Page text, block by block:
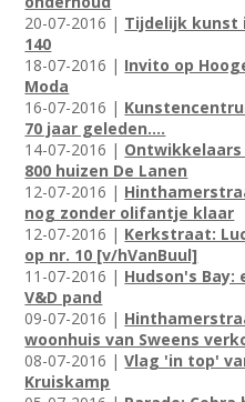
20-07-2016 | Tijdelijk kunst
140
18-07-2016 | Invito op
Moda
16-07-2016 |
70 jaar geleden....
14-07-2016 |
800 huizen De Lanen
12-07-2016 |
nog zonder olifantje klaar
12-07-2016 | Kerkstraat:
op nr. 10 [v/hVanBuul]
11-07-2016 | Hudson's
V&D pand
09-07-2016 |
woonhuis van Sweens
08-07-2016 |Vlag 'in top'
Kruiskamp